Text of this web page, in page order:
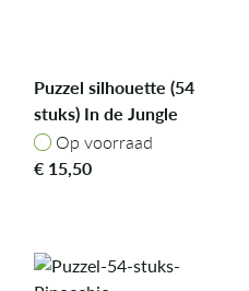
Puzzel silhouette (54
stuks) In de Jungle
Op voorraad
Op voorraad
€ 15,50